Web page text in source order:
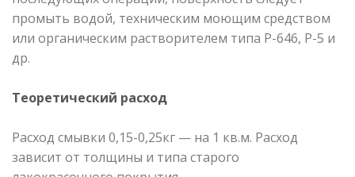
промыть водой, техническим моющим средством
или органическим растворителем типа Р-646, Р-5 и
др.
Теоретический расход
Расход смывки 0,15-0,25кг — на 1 кв.м. Расход
зависит от толщины и типа старого